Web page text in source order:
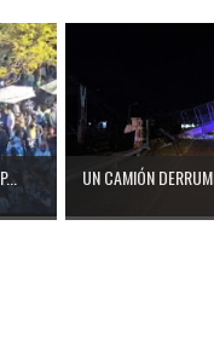
UN CAMIÓN